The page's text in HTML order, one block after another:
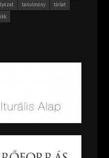
tanulmány
tárlat